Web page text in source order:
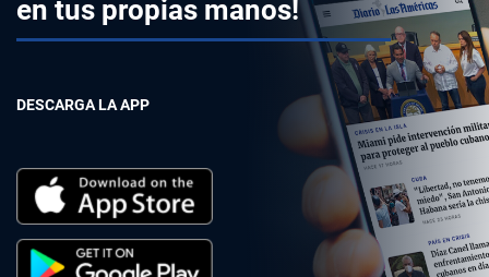
en tus propias manos!
DESCARGA LA APP